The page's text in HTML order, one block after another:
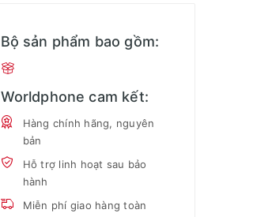
Bộ sản phẩm bao gồm:
Worldphone cam kết:
Hàng chính hãng, nguyên
bản
Hỗ trợ linh hoạt sau bảo
hành
Miễn phí giao hàng toàn